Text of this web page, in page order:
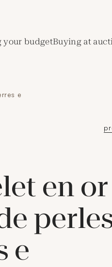
your budgetBuying at
e
en
e